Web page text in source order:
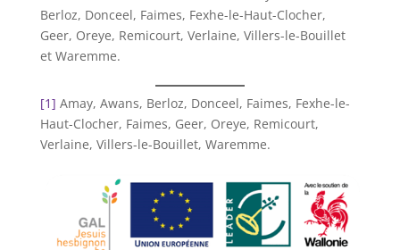
Berloz, Donceel, Faimes, Fexhe-le-Haut-Clocher,
Geer, Oreye, Remicourt, Verlaine, Villers-le-Bouillet
et Waremme.
[1] Amay, Awans, Berloz, Donceel, Faimes, Fexhe-le-
Haut-Clocher, Faimes, Geer, Oreye, Remicourt,
Verlaine, Villers-le-Bouillet, Waremme.